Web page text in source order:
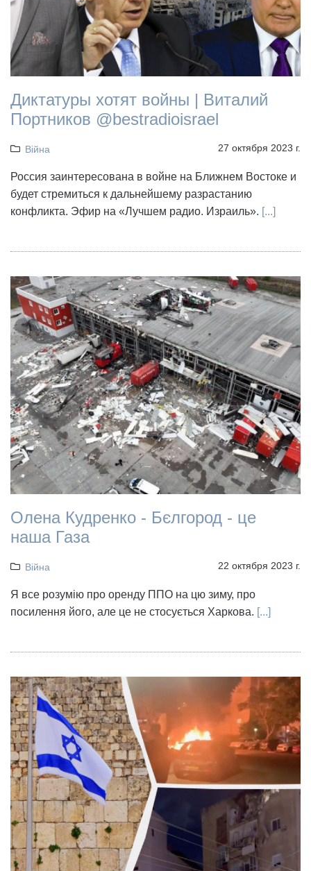
Диктатуры хотят войны | Виталий
Портников @bestradioisrael
Війна 27 октября 2023 г.
Россия заинтересована в войне на Ближнем Востоке и
будет стремиться к дальнейшему разрастанию
конфликта. Эфир на «Лучшем радио. Израиль». [...]
Олена Кудренко - Бєлгород - це
наша Газа
Війна 22 октября 2023 г.
Я все розумію про оренду ППО на цю зиму, про
посилення його, але це не стосується Харкова. [...]